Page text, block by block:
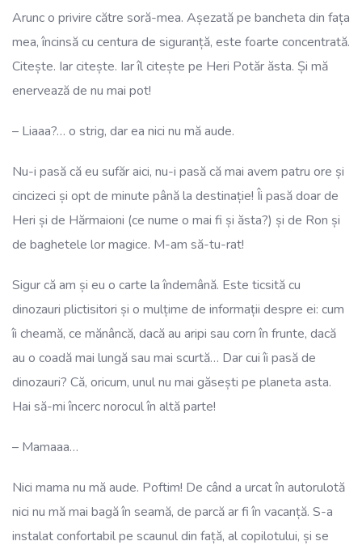
Arunc o privire către soră-mea. Așezată pe bancheta din fața
mea, încinsă cu centura de siguranță, este foarte concentrată.
Citește. Iar citește. Iar îl citește pe Heri Potăr ăsta. Și mă
enervează de nu mai pot!
– Liaaa?… o strig, dar ea nici nu mă aude.
Nu-i pasă că eu sufăr aici, nu-i pasă că mai avem patru ore și
cincizeci și opt de minute până la destinație! Îi pasă doar de
Heri și de Hărmaioni (ce nume o mai fi și ăsta?) și de Ron și
de baghetele lor magice. M-am să-tu-rat!
Sigur că am și eu o carte la îndemână. Este ticsită cu
dinozauri plictisitori și o mulțime de informații despre ei: cum
îi cheamă, ce mănâncă, dacă au aripi sau corn în frunte, dacă
au o coadă mai lungă sau mai scurtă… Dar cui îi pasă de
dinozauri? Că, oricum, unul nu mai găsești pe planeta asta.
Hai să-mi încerc norocul în altă parte!
– Mamaaa…
Nici mama nu mă aude. Poftim! De când a urcat în autorulotă
nici nu mă mai bagă în seamă, de parcă ar fi în vacanță. S-a
instalat confortabil pe scaunul din față, al copilotului, și se